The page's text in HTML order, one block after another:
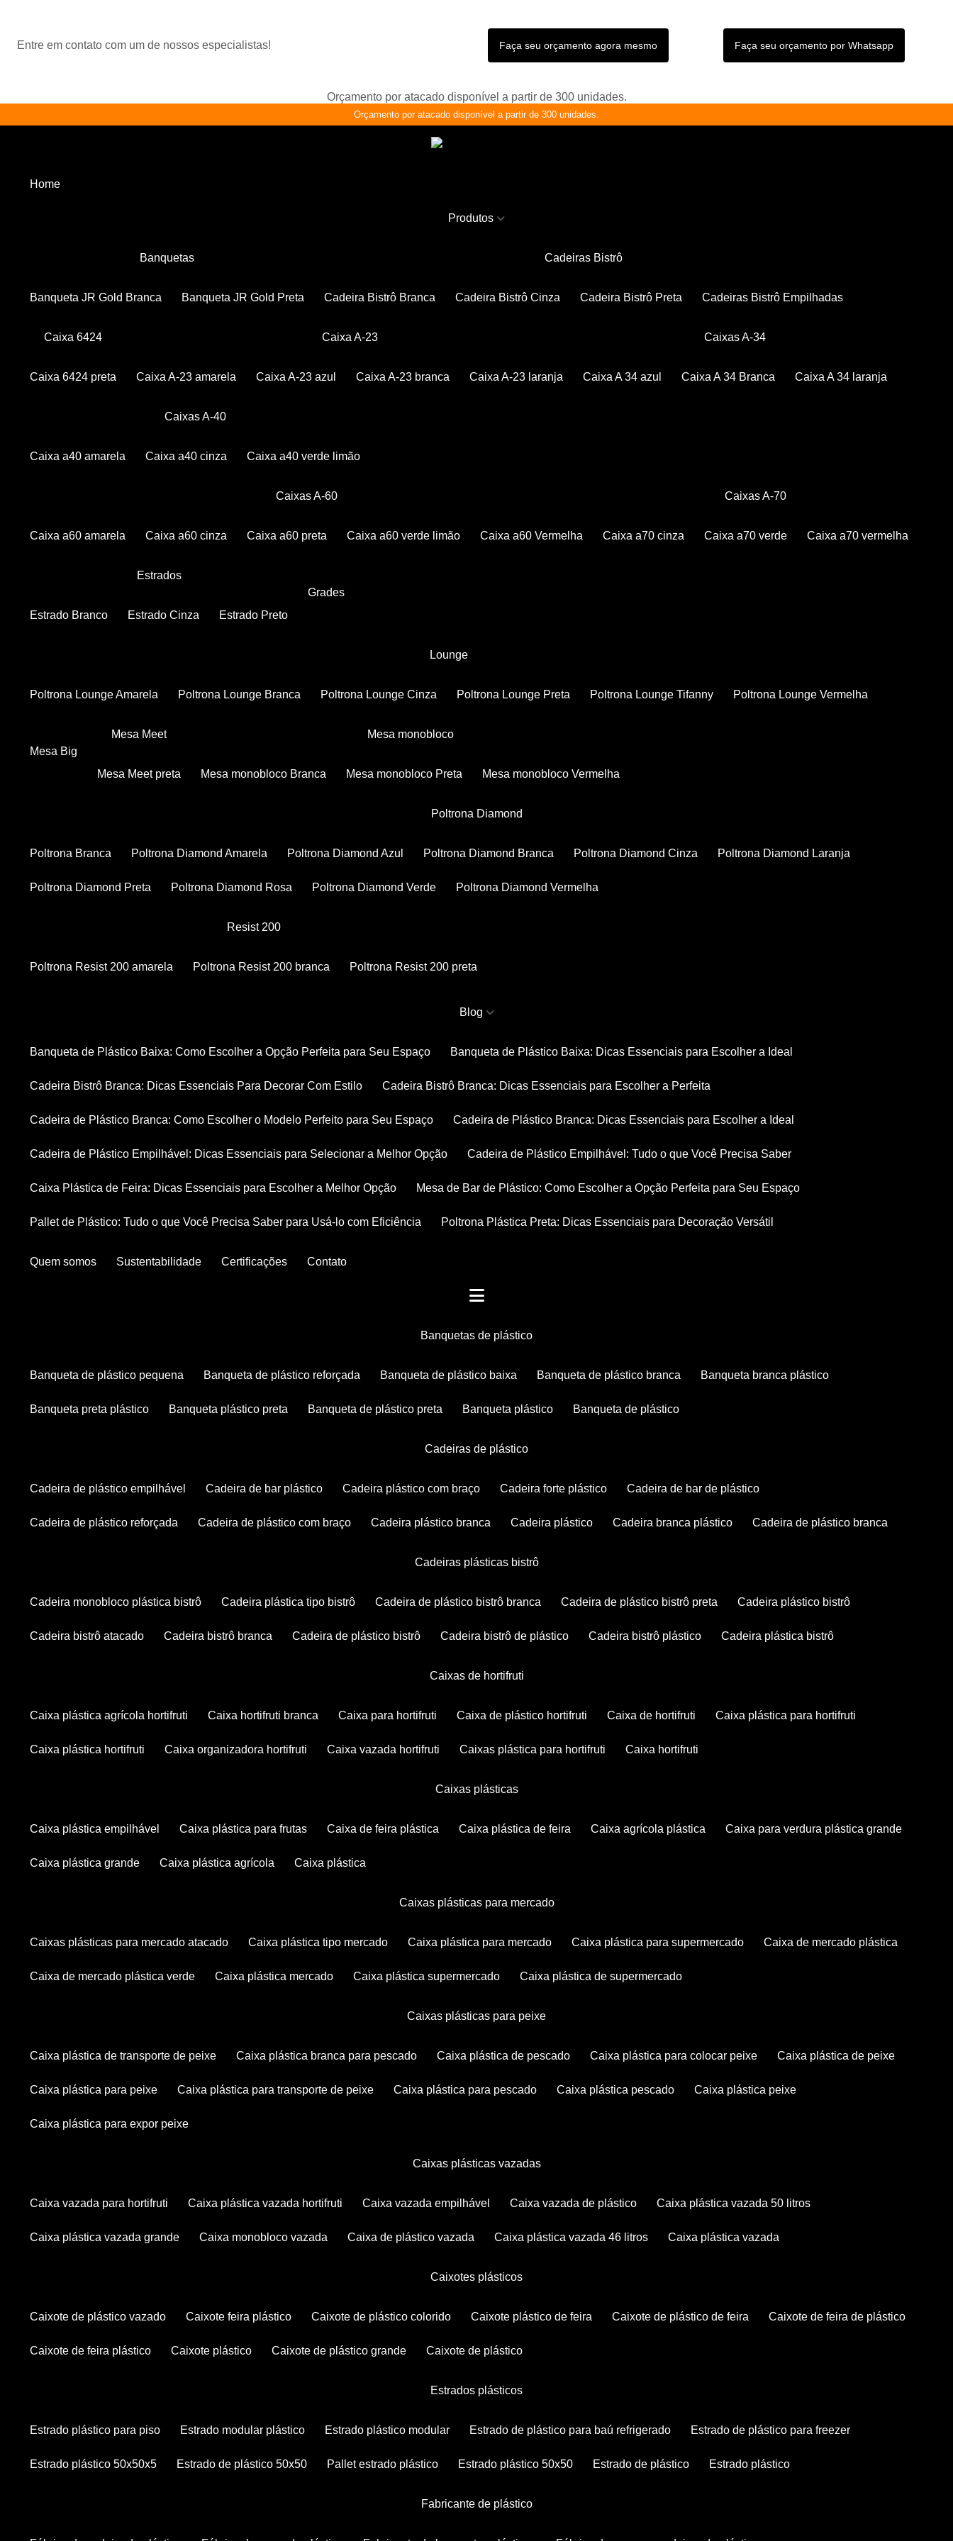
Entre em contato com um de nossos especialistas! Faça seu orçamento agora mesmo Faça seu orçamento por Whatsapp
Orçamento por atacado disponível a partir de 300 unidades.
Orçamento por atacado disponível a partir de 300 unidades.
Home
Produtos
Banquetas
Banqueta JR Gold Branca Banqueta JR Gold Preta
Cadeiras Bistrô
Cadeira Bistrô Branca Cadeira Bistrô Cinza Cadeira Bistrô Preta Cadeiras Bistrô Empilhadas
Caixa 6424
Caixa 6424 preta
Caixa A-23
Caixa A-23 amarela Caixa A-23 azul Caixa A-23 branca Caixa A-23 laranja
Caixas A-34
Caixa A 34 azul Caixa A 34 Branca Caixa A 34 laranja
Caixas A-40
Caixa a40 amarela Caixa a40 cinza Caixa a40 verde limão
Caixas A-60
Caixa a60 amarela Caixa a60 cinza Caixa a60 preta Caixa a60 verde limão Caixa a60 Vermelha
Caixas A-70
Caixa a70 cinza Caixa a70 verde Caixa a70 vermelha
Estrados
Estrado Branco Estrado Cinza Estrado Preto
Grades
Lounge
Poltrona Lounge Amarela Poltrona Lounge Branca Poltrona Lounge Cinza Poltrona Lounge Preta Poltrona Lounge Tifanny Poltrona Lounge Vermelha
Mesa Big
Mesa Meet
Mesa Meet preta
Mesa monobloco
Mesa monobloco Branca Mesa monobloco Preta Mesa monobloco Vermelha
Poltrona Diamond
Poltrona Branca Poltrona Diamond Amarela Poltrona Diamond Azul Poltrona Diamond Branca Poltrona Diamond Cinza Poltrona Diamond Laranja
Poltrona Diamond Preta Poltrona Diamond Rosa Poltrona Diamond Verde Poltrona Diamond Vermelha
Resist 200
Poltrona Resist 200 amarela Poltrona Resist 200 branca Poltrona Resist 200 preta
Blog
Banqueta de Plástico Baixa: Como Escolher a Opção Perfeita para Seu Espaço Banqueta de Plástico Baixa: Dicas Essenciais para Escolher a Ideal
Cadeira Bistrô Branca: Dicas Essenciais Para Decorar Com Estilo Cadeira Bistrô Branca: Dicas Essenciais para Escolher a Perfeita
Cadeira de Plástico Branca: Como Escolher o Modelo Perfeito para Seu Espaço Cadeira de Plástico Branca: Dicas Essenciais para Escolher a Ideal
Cadeira de Plástico Empilhável: Dicas Essenciais para Selecionar a Melhor Opção Cadeira de Plástico Empilhável: Tudo o que Você Precisa Saber
Caixa Plástica de Feira: Dicas Essenciais para Escolher a Melhor Opção Mesa de Bar de Plástico: Como Escolher a Opção Perfeita para Seu Espaço
Pallet de Plástico: Tudo o que Você Precisa Saber para Usá-lo com Eficiência Poltrona Plástica Preta: Dicas Essenciais para Decoração Versátil
Quem somos Sustentabilidade Certificações Contato
banquetas de plástico
banqueta de plástico pequena banqueta de plástico reforçada banqueta de plástico baixa banqueta de plástico branca banqueta branca plástico
banqueta preta plástico banqueta plástico preta banqueta de plástico preta banqueta plástico banqueta de plástico
cadeiras de plástico
cadeira de plástico empilhável cadeira de bar plástico cadeira plástico com braço cadeira forte plástico cadeira de bar de plástico
cadeira de plástico reforçada cadeira de plástico com braço cadeira plástico branca cadeira plástico cadeira branca plástico cadeira de plástico branca
cadeiras plásticas bistrô
cadeira monobloco plástica bistrô cadeira plástica tipo bistrô cadeira de plástico bistrô branca cadeira de plástico bistrô preta cadeira plástico bistrô
cadeira bistrô atacado cadeira bistrô branca cadeira de plástico bistrô cadeira bistrô de plástico cadeira bistrô plástico cadeira plástica bistrô
caixas de hortifruti
caixa plástica agrícola hortifruti caixa hortifruti branca caixa para hortifruti caixa de plástico hortifruti caixa de hortifruti caixa plástica para hortifruti
caixa plástica hortifruti caixa organizadora hortifruti caixa vazada hortifruti caixas plástica para hortifruti caixa hortifruti
caixas plásticas
caixa plástica empilhável caixa plástica para frutas caixa de feira plástica caixa plástica de feira caixa agrícola plástica caixa para verdura plástica grande
caixa plástica grande caixa plástica agrícola caixa plástica
caixas plásticas para mercado
caixas plásticas para mercado atacado caixa plástica tipo mercado caixa plástica para mercado caixa plástica para supermercado caixa de mercado plástica
caixa de mercado plástica verde caixa plástica mercado caixa plástica supermercado caixa plástica de supermercado
caixas plásticas para peixe
caixa plástica de transporte de peixe caixa plástica branca para pescado caixa plástica de pescado caixa plástica para colocar peixe caixa plástica de peixe
caixa plástica para peixe caixa plástica para transporte de peixe caixa plástica para pescado caixa plástica pescado caixa plástica peixe
caixa plástica para expor peixe
caixas plásticas vazadas
caixa vazada para hortifruti caixa plástica vazada hortifruti caixa vazada empilhável caixa vazada de plástico caixa plástica vazada 50 litros
caixa plástica vazada grande caixa monobloco vazada caixa de plástico vazada caixa plástica vazada 46 litros caixa plástica vazada
caixotes plásticos
caixote de plástico vazado caixote feira plástico caixote de plástico colorido caixote plástico de feira caixote de plástico de feira caixote de feira de plástico
caixote de feira plástico caixote plástico caixote de plástico grande caixote de plástico
estrados plásticos
estrado plástico para piso estrado modular plástico estrado plástico modular estrado de plástico para baú refrigerado estrado de plástico para freezer
estrado plástico 50x50x5 estrado de plástico 50x50 pallet estrado plástico estrado plástico 50x50 estrado de plástico estrado plástico
fabricante de plástico